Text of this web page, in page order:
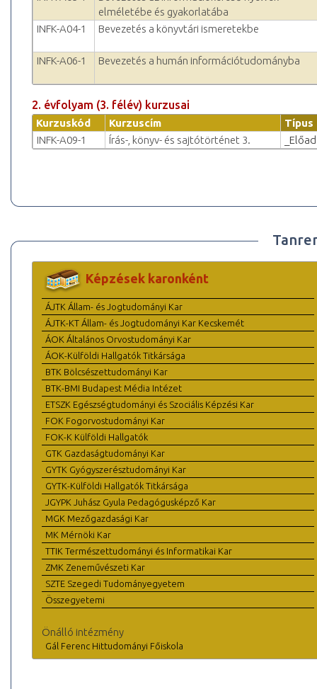
elméletébe és gyakorlatába
INFK-A04-1
Bevezetés a könyvtári ismeretekbe
INFK-A06-1 Bevezetés a humán információtudományba
2. évfolyam (3. félév) kurzusai
Kurzuskód Kurzuscím
Típus
INFK-A09-1
Írás-, könyv- és sajtótörténet 3.
Képzések karonként
ÁJTK Állam- és Jogtudományi Kar
ÁJTK-KT Állam- és Jogtudományi Kar Kecskemét
ÁOK Általános Orvostudományi Kar
ÁOK-Külföldi Hallgatók Titkársága
BTK Bölcsészettudományi Kar
BTK-BMI Budapest Média Intézet
ETSZK Egészségtudományi és Szociális Képzési Kar
FOK Fogorvostudományi Kar
FOK-K Külföldi Hallgatók
GTK Gazdaságtudományi Kar
GYTK Gyógyszerésztudományi Kar
GYTK-Külföldi Hallgatók Titkársága
JGYPK Juhász Gyula Pedagógusképző Kar
MGK Mezőgazdasági Kar
MK Mérnöki Kar
TTIK Természettudományi és Informatikai Kar
ZMK Zeneművészeti Kar
SZTE Szegedi Tudományegyetem
Összegyetemi
Önálló intézmény
Gál Ferenc Hittudományi Főiskola